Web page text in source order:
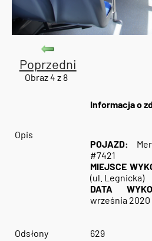
Poprzedni
Obraz 4 z 8
Informacja o
Opis
POJAZD:
#7421
MIEJSCE
(ul. Legnicka)
DATA
września 2020
Odsłony 629